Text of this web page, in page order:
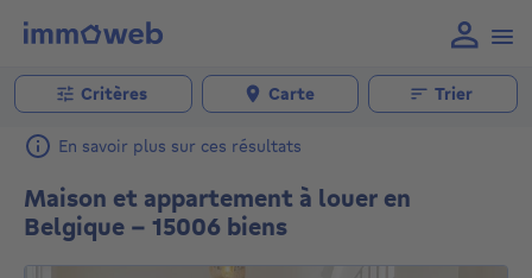
Critères Carte Trier
En savoir plus sur ces résultats
Maison et appartement à louer en
Belgique - 15006 biens